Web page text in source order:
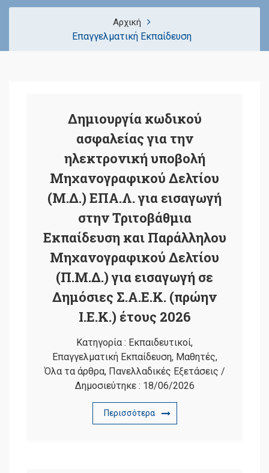
Αρχική
Επαγγελματική Εκπαίδευση
Δημιουργία κωδικού
ασφαλείας για την
ηλεκτρονική υποβολή
Μηχανογραφικού Δελτίου
(Μ.Δ.) ΕΠΑ.Λ. για εισαγωγή
στην Τριτοβάθμια
Εκπαίδευση και Παράλληλου
Μηχανογραφικού Δελτίου
(Π.Μ.Δ.) για εισαγωγή σε
Δημόσιες Σ.Α.Ε.Κ. (πρώην
Ι.Ε.Κ.) έτους 2026
Κατηγορία : Εκπαιδευτικοί,
Επαγγελματική Εκπαίδευση, Μαθητές,
Όλα τα άρθρα, Πανελλαδικές Εξετάσεις /
Δημοσιεύτηκε : 18/06/2026
Περισσότερα